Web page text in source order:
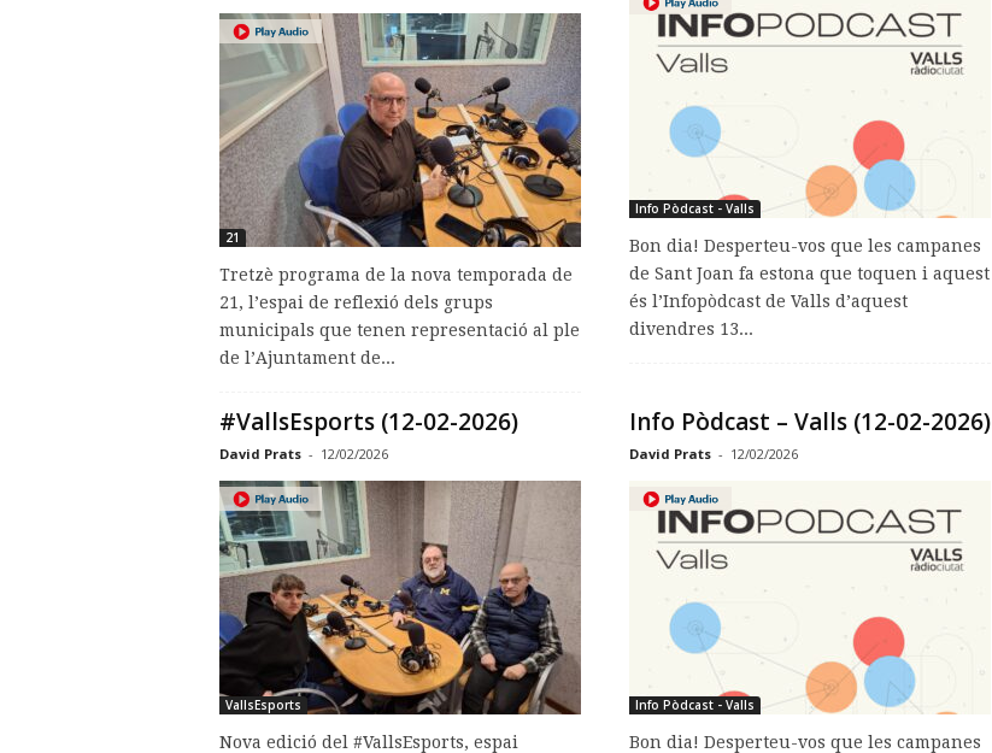
21
Tretzè programa de la nova temporada de
21, l’espai de reflexió dels grups
municipals que tenen representació al ple
de l’Ajuntament de...
Info Pòdcast - Valls
Bon dia! Desperteu-vos que les campanes
de Sant Joan fa estona que toquen i aquest
és l’Infopòdcast de Valls d’aquest
divendres 13...
#VallsEsports (12-02-2026)
David Prats - 12/02/2026
VallsEsports
Nova edició del #VallsEsports, espai
Info Pòdcast – Valls (12-02-2026)
David Prats - 12/02/2026
Info Pòdcast - Valls
Bon dia! Desperteu-vos que les campanes